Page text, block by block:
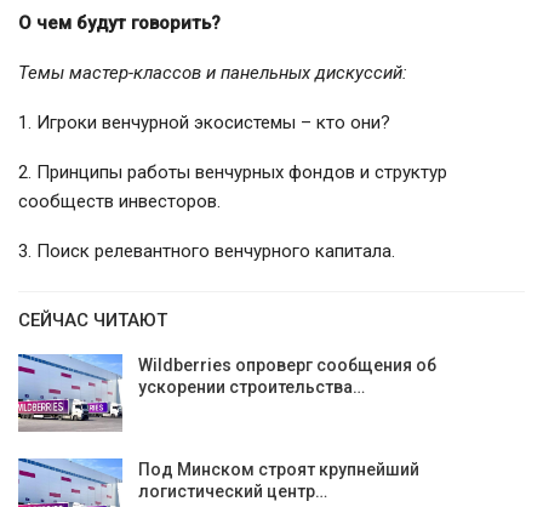
О чем будут говорить?
Темы мастер-классов и панельных дискуссий:
1. Игроки венчурной экосистемы – кто они?
2. Принципы работы венчурных фондов и структур
сообществ инвесторов.
3. Поиск релевантного венчурного капитала.
СЕЙЧАС ЧИТАЮТ
Wildberries опроверг сообщения об
ускорении строительства…
Под Минском строят крупнейший
логистический центр…